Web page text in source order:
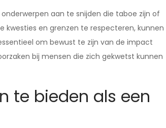
aan te snijden die taboe zijn of
en grenzen te respecteren, kunnen
om bewust te zijn van de impact
bij mensen die zich gekwetst kunnen
te bieden als een